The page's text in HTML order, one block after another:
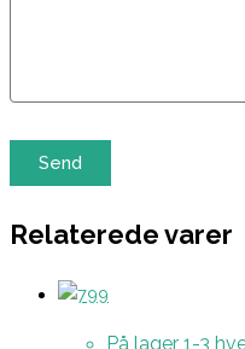
Relaterede varer
På lager 1-3